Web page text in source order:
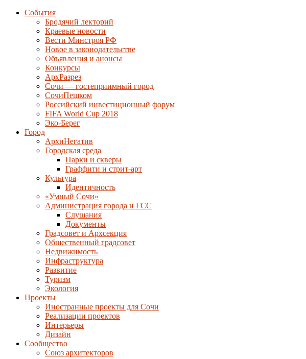
События
Бродячий лекторий
Краевые новости
Вести Минстроя РФ
Новое в законодательстве
Объявления и анонсы
Конкурсы
АрхРазрез
Сочи — гостеприимный город
СочиПешком
Российский инвестиционный форум
FIFA World Cup 2018
Эко-Берег
Город
АрхиНегатив
Городская среда
Парки и скверы
Граффити и стрит-арт
Культура
Идентичность
«Умный Сочи»
Администрация города и ГСС
Слушания
Документы
Градсовет и Архсекция
Общественный градсовет
Недвижимость
Инфраструктура
Развитие
Туризм
Экология
Проекты
Иностранные проекты для Сочи
Реализации проектов
Интерьеры
Дизайн
Сообщество
Союз архитекторов